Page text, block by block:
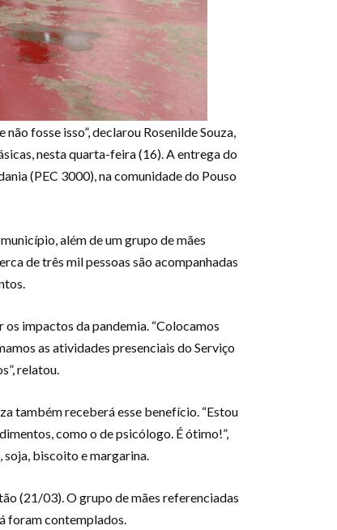
fosse isso”, declarou Rosenilde Souza,
nesta quarta-feira (16). A entrega do
(PEC 3000), na comunidade do Pouso
além de um grupo de mães
de três mil pessoas são acompanhadas
impactos da pandemia. “Colocamos
as atividades presenciais do Serviço
relatou.
também receberá esse benefício. “Estou
como o de psicólogo. É ótimo!”,
soja, biscoito e margarina.
(21/03). O grupo de mães referenciadas
foram contemplados.